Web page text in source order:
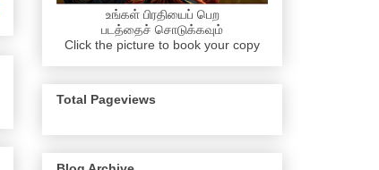
உங்கள் பிரதியைப் பெற
படத்தைச் சொடுக்கவும்
Click the picture to book your copy
Total Pageviews